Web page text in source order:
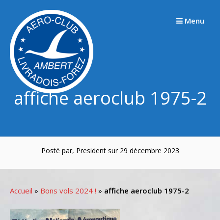
contenu
Menu
affiche aeroclub 1975-2
Posté par, President sur 29 décembre 2023
Accueil » Bons vols 2024 ! » affiche aeroclub 1975-2